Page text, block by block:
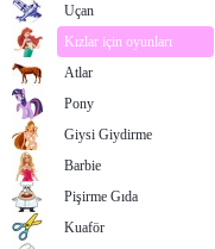
Uçan
Kızlar için oyunları
Atlar
Pony
Giysi Giydirme
Barbie
Pişirme Gıda
Kuaför